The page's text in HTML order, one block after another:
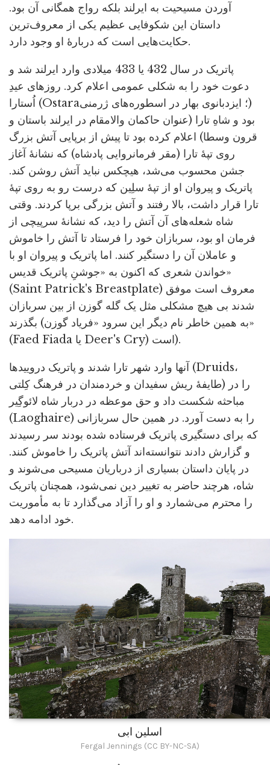
آوردن مسیحیت به ایرلند بلکه رواج همگانی آن بود.
داستان این شکوفایی عظیم یکی از معروف‌ترین
حکایت‌هایی است که دربارۀ او وجود دارد.
پاتریک در سال 432 یا 433 میلادی وارد ایرلند شد و
دعوت خود را به شکلی عمومی اعلام کرد. روزهای عیدِ
اُستارا (Ostara؛ ایزدبانوی بهار در اسطوره‌های ژرمنی)
بود و شاهِ تارا (عنوان حاکمان والامقام در ایرلند باستان و
قرون وسطا) اعلام کرده بود تا پیش از برپایی آتش بزرگ
روی تپۀ تارا (مقر فرمانروایی پادشاه) که نشانۀ آغاز
جشن محسوب می‌شد، هیچکس نباید آتش روشن کند.
پاتریک و پیروان او از تپۀ سلِین که درست رو به روی تپۀ
تارا قرار داشت، بالا رفتند و آتش بزرگی برپا کردند. وقتی
شاه شعله‌های آن آتش را دید، که نشانۀ سرپیچی از
فرمان او بود، سربازان خود را فرستاد تا آتش را خاموش
و عاملان آن را دستگیر کنند. اما پاتریک و پیروان او با
خواندن شعری که اکنون به «جوشنِ پاتریک قدیس»
(Saint Patrick's Breastplate) معروف است موفق
شدند بی هیچ مشکلی مثل یک گله گوزن از بین سربازان
بگذرند (به همین خاطر نام دیگر این سرود «فریاد گوزن»
(Faed Fiada یا Deer's Cry) است).
آنها وارد شهر تارا شدند و پاتریک دروییدها (Druids،
طایفۀ ریش سفیدان و خردمندان در فرهنگ کِلتی) را در
مباحثه شکست داد و حق موعظه در دربار شاه لائوگِیر
(Laoghaire) را به دست آورد. در همین حال سربازانی
که برای دستگیری پاتریک فرستاده شده بودند سر رسیدند
و گزارش دادند نتوانسته‌اند آتش پاتریک را خاموش کنند.
در پایان داستان بسیاری از درباریان مسیحی می‌شوند و
شاه، هرچند حاضر به تغییر دین نمی‌شود، همچنان پاتریک
را محترم می‌شمارد و او را آزاد می‌گذارد تا به مأموریت
خود ادامه دهد.
اسلین ابی
Fergal Jennings (CC BY-NC-SA)